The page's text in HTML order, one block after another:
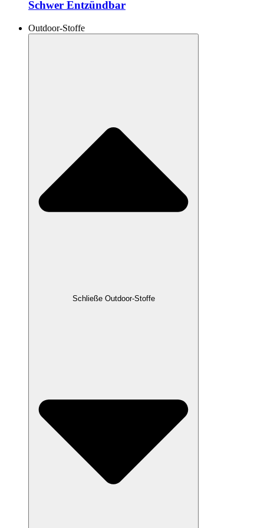
Schwer Entzündbar
Outdoor-Stoffe
Schließe Outdoor-Stoffe